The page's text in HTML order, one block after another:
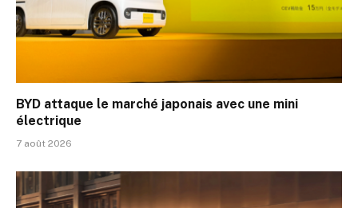
BYD attaque le marché japonais avec une mini
électrique
7 août 2026